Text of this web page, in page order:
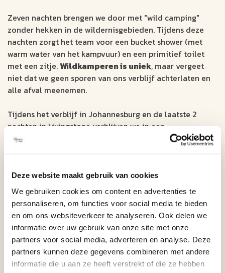
Deze website maakt gebruik van cookies
We gebruiken cookies om content en advertenties te
personaliseren, om functies voor social media te bieden
en om ons websiteverkeer te analyseren. Ook delen we
informatie over uw gebruik van onze site met onze
partners voor social media, adverteren en analyse. Deze
partners kunnen deze gegevens combineren met andere
informatie die u aan ze heeft verstrekt of die ze hebben
Zeven nachten brengen we door met "wild camping"
zonder hekken in de wildernisgebieden. Tijdens deze
nachten zorgt het team voor een bucket shower (met
warm water van het kampvuur) en een primitief toilet
met een zitje.Wildkamperen is uniek, maar vergeet
niet dat we geen sporen van ons verblijf achterlaten en
alle afval meenemen.
Tijdens het verblijf in Johannesburg en de laatste 2
nachten in Livingstone verblijven we in een
guesthouse/lodge.
uitzondering van een slaapzak, kussen en handdoek
(deze moet u dus zelf meenemen). De koepeltenten die
gebruikt worden zijn 2,2 x 2,2 x 1,8 meter en het opzetten
of afbreken duurt slechts 5 minuten. De tenten hebben
ingebouwde insectennetten. Er worden matrassen
beschikbaar gesteld van ongeveer 5 cm dik, warm en
comfortabel. De campingstoelen hebben een rugleuning.